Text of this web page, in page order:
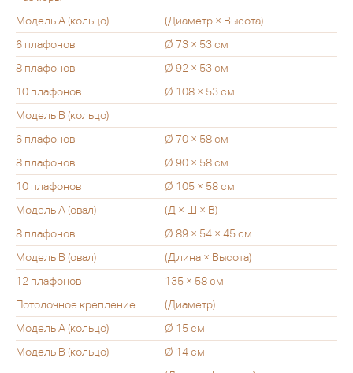
Модель А (кольцо)
(Диаметр × Высота)
6 плафонов
Ø 73 × 53 см
8 плафонов
Ø 92 × 53 см
10 плафонов
Ø 108 × 53 см
Модель В (кольцо)
6 плафонов
Ø 70 × 58 см
8 плафонов
Ø 90 × 58 см
10 плафонов
Ø 105 × 58 см
Модель А (овал)
(Д × Ш × В)
8 плафонов
Ø 89 × 54 × 45 см
Модель В (овал)
(Длина × Высота)
12 плафонов
135 × 58 см
Потолочное крепление
(Диаметр)
Модель А (кольцо)
Ø 15 см
Модель В (кольцо)
Ø 14 см